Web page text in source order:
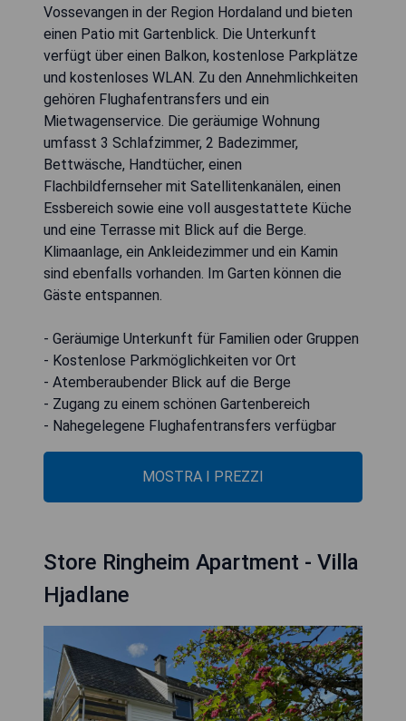
Vossevangen in der Region Hordaland und bieten
einen Patio mit Gartenblick. Die Unterkunft
verfügt über einen Balkon, kostenlose Parkplätze
und kostenloses WLAN. Zu den Annehmlichkeiten
gehören Flughafentransfers und ein
Mietwagenservice. Die geräumige Wohnung
umfasst 3 Schlafzimmer, 2 Badezimmer,
Bettwäsche, Handtücher, einen
Flachbildfernseher mit Satellitenkanälen, einen
Essbereich sowie eine voll ausgestattete Küche
und eine Terrasse mit Blick auf die Berge.
Klimaanlage, ein Ankleidezimmer und ein Kamin
sind ebenfalls vorhanden. Im Garten können die
Gäste entspannen.
- Geräumige Unterkunft für Familien oder Gruppen
- Kostenlose Parkmöglichkeiten vor Ort
- Atemberaubender Blick auf die Berge
- Zugang zu einem schönen Gartenbereich
- Nahegelegene Flughafentransfers verfügbar
MOSTRA I PREZZI
Store Ringheim Apartment - Villa
Hjadlane